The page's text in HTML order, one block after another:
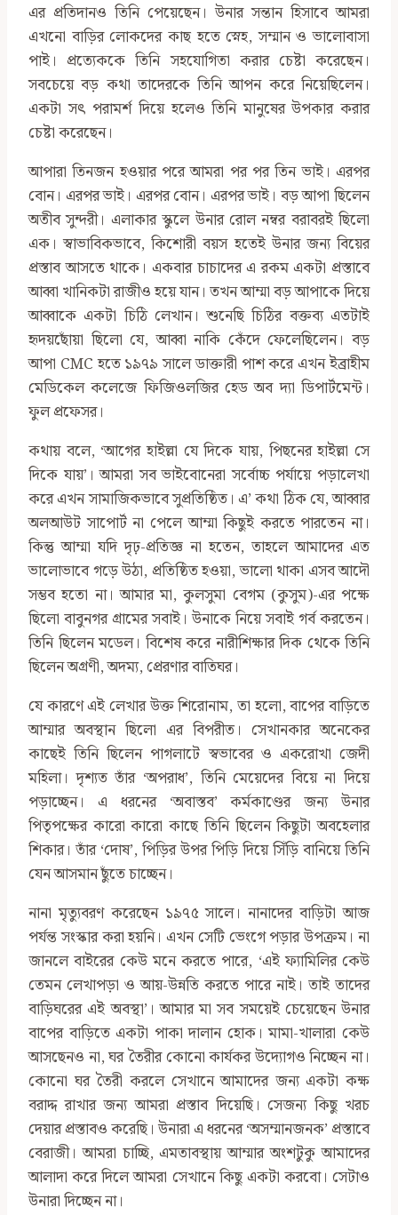
এর প্রতিদানও তিনি পেয়েছেন। উনার সন্তান হিসাবে আমরা
এখনো বাড়ির লোকদের কাছ হতে স্নেহ, সম্মান ও ভালোবাসা
পাই। প্রত্যেককে তিনি সহযোগিতা করার চেষ্টা করেছেন।
সবচেয়ে বড় কথা তাদেরকে তিনি আপন করে নিয়েছিলেন।
একটা সৎ পরামর্শ দিয়ে হলেও তিনি মানুষের উপকার করার
চেষ্টা করেছেন।
আপারা তিনজন হওয়ার পরে আমরা পর পর তিন ভাই। এরপর
বোন। এরপর ভাই। এরপর বোন। এরপর ভাই। বড় আপা ছিলেন
অতীব সুন্দরী। এলাকার স্কুলে উনার রোল নম্বর বরাবরই ছিলো
এক। স্বাভাবিকভাবে, কিশোরী বয়স হতেই উনার জন্য বিয়ের
প্রস্তাব আসতে থাকে। একবার চাচাদের এ রকম একটা প্রস্তাবে
আব্বা খানিকটা রাজীও হয়ে যান। তখন আম্মা বড় আপাকে দিয়ে
আব্বাকে একটা চিঠি লেখান। শুনেছি চিঠির বক্তব্য এতটাই
হৃদয়ছোঁয়া ছিলো যে, আব্বা নাকি কেঁদে ফেলেছিলেন। বড়
আপা CMC হতে ১৯৭৯ সালে ডাক্তারী পাশ করে এখন ইব্রাহীম
মেডিকেল কলেজে ফিজিওলজির হেড অব দ্যা ডিপার্টমেন্ট।
ফুল প্রফেসর।
কথায় বলে, ‘আগের হাইল্লা যে দিকে যায়, পিছনের হাইল্লা সে
দিকে যায়’। আমরা সব ভাইবোনেরা সর্বোচ্চ পর্যায়ে পড়ালেখা
করে এখন সামাজিকভাবে সুপ্রতিষ্ঠিত। এ’ কথা ঠিক যে, আব্বার
অলআউট সাপোর্ট না পেলে আম্মা কিছুই করতে পারতেন না।
কিন্তু আম্মা যদি দৃঢ়-প্রতিজ্ঞ না হতেন, তাহলে আমাদের এত
ভালোভাবে গড়ে উঠা, প্রতিষ্ঠিত হওয়া, ভালো থাকা এসব আদৌ
সম্ভব হতো না। আমার মা, কুলসুমা বেগম (কুসুম)-এর পক্ষে
ছিলো বাবুনগর গ্রামের সবাই। উনাকে নিয়ে সবাই গর্ব করতেন।
তিনি ছিলেন মডেল। বিশেষ করে নারীশিক্ষার দিক থেকে তিনি
ছিলেন অগ্রণী, অদম‍্য, প্রেরণার বাতিঘর।
যে কারণে এই লেখার উক্ত শিরোনাম, তা হলো, বাপের বাড়িতে
আম্মার অবস্থান ছিলো এর বিপরীত। সেখানকার অনেকের
কাছেই তিনি ছিলেন পাগলাটে স্বভাবের ও একরোখা জেদী
মহিলা। দৃশ‍্যত তাঁর ‘অপরাধ’, তিনি মেয়েদের বিয়ে না দিয়ে
পড়াচ্ছেন। এ ধরনের ‘অবাস্তব’ কর্মকাণ্ডের জন্য উনার
পিতৃপক্ষের কারো কারো কাছে তিনি ছিলেন কিছুটা অবহেলার
শিকার। তাঁর ‘দোষ’, পিড়ির উপর পিড়ি দিয়ে সিঁড়ি বানিয়ে তিনি
যেন আসমান ছুঁতে চাচ্ছেন।
নানা মৃত্যুবরণ করেছেন ১৯৭৫ সালে। নানাদের বাড়িটা আজ
পর্যন্ত সংস্কার করা হয়নি। এখন সেটি ভেংগে পড়ার উপক্রম। না
জানলে বাইরের কেউ মনে করতে পারে, ‘এই ফ্যামিলির কেউ
তেমন লেখাপড়া ও আয়-উন্নতি করতে পারে নাই। তাই তাদের
বাড়িঘরের এই অবস্থা’। আমার মা সব সময়েই চেয়েছেন উনার
বাপের বাড়িতে একটা পাকা দালান হোক। মামা-খালারা কেউ
আসছেনও না, ঘর তৈরীর কোনো কার্যকর উদ্যোগও নিচ্ছেন না।
কোনো ঘর তৈরী করলে সেখানে আমাদের জন্য একটা কক্ষ
বরাদ্দ রাখার জন্য আমরা প্রস্তাব দিয়েছি। সেজন্য কিছু খরচ
দেয়ার প্রস্তাবও করেছি। উনারা এ ধরনের ‘অসম্মানজনক’ প্রস্তাবে
বেরাজী। আমরা চাচ্ছি, এমতাবস্থায় আম্মার অংশটুকু আমাদের
আলাদা করে দিলে আমরা সেখানে কিছু একটা করবো। সেটাও
উনারা দিচ্ছেন না।